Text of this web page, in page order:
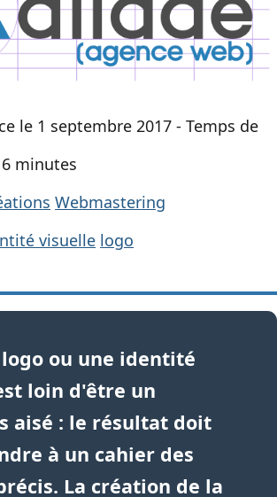
le 1 septembre 2017 - Temps de
minutes
Webmastering
visuelle logo
ou une identité
loin d'être un
aisé : le résultat doit
à un cahier des
La création de la